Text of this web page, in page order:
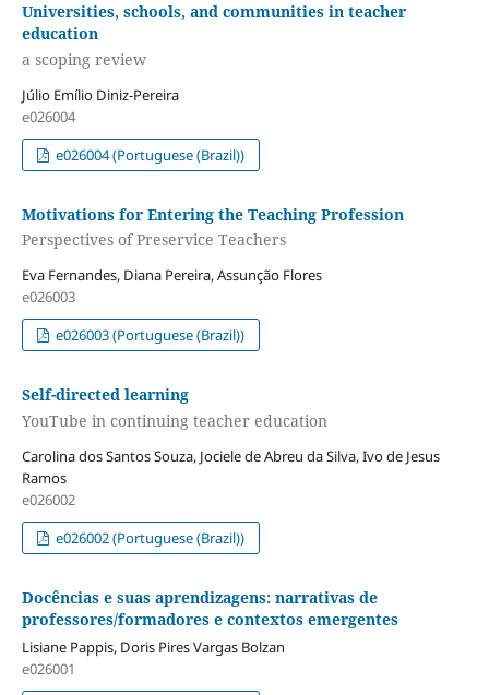
Universities, schools, and communities in teacher
education
a scoping review
Júlio Emílio Diniz-Pereira
e026004
e026004 (Portuguese (Brazil))
Motivations for Entering the Teaching Profession
Perspectives of Preservice Teachers
Eva Fernandes, Diana Pereira, Assunção Flores
e026003
e026003 (Portuguese (Brazil))
Self-directed learning
YouTube in continuing teacher education
Carolina dos Santos Souza, Jociele de Abreu da Silva, Ivo de Jesus
Ramos
e026002
e026002 (Portuguese (Brazil))
Docências e suas aprendizagens: narrativas de
professores/formadores e contextos emergentes
Lisiane Pappis, Doris Pires Vargas Bolzan
e026001